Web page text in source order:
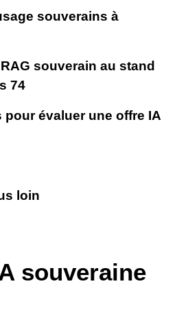
souverains à
souverain au stand
74
pour évaluer une offre IA
loin
souveraine